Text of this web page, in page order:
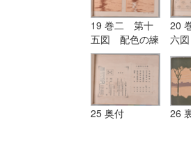
19 巻二 第十
五図 配色の練
習
20
六
考
25 奥付 26